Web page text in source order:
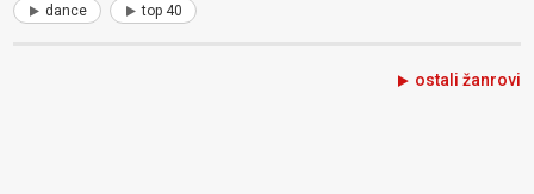
dance top 40
ostali žanrovi